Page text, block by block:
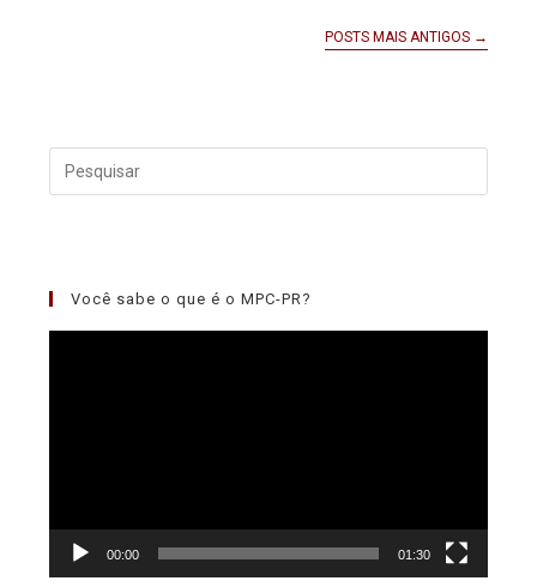
POSTS MAIS ANTIGOS →
Você sabe o que é o MPC-PR?
00:00 01:30